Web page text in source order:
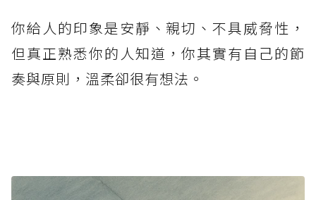
你給人的印象是安靜、親切、不具威脅性，
但真正熟悉你的人知道，你其實有自己的節
奏與原則，溫柔卻很有想法。